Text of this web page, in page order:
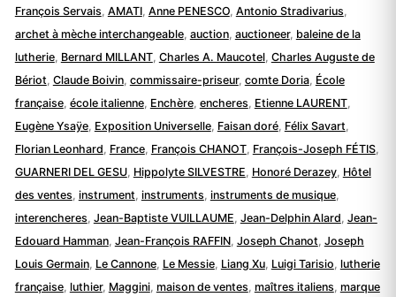
François Servais AMATI, Anne PENESCO, Antonio Stradivarius
archet à mèche interchangeable, auction, auctioneer, baleine de la
lutherie, Bernard MILLANT, Charles A. Maucotel, Charles Auguste de
Bériot Claude Boivin, commissaire-priseur, comte Doria, École
française, école italienne, Enchère, encheres Etienne LAURENT,
Eugène Ysaÿe, Exposition Universelle, Faisan doré, Félix Savart
Florian Leonhard France, François CHANOT, François-Joseph FÉTIS,
GUARNERI DEL GESU, Hippolyte SILVESTRE Honoré Derazey, Hôtel
des ventes instrument instruments instruments de musique,
interencheres Jean-Baptiste VUILLAUME Jean-Delphin Alard Jean-
Edouard Hamman, Jean-François RAFFIN, Joseph Chanot Joseph
Louis Germain, Le Cannone, Le Messie, Liang Xu, Luigi Tarisio lutherie
française, luthier, Maggini, maison de ventes maîtres italiens marque